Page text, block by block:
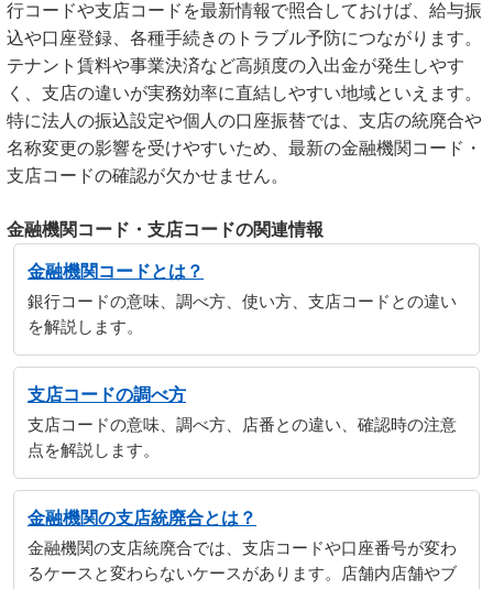
行コードや支店コードを最新情報で照合しておけば、給与振
込や口座登録、各種手続きのトラブル予防につながります。
テナント賃料や事業決済など高頻度の入出金が発生しやす
く、支店の違いが実務効率に直結しやすい地域といえます。
特に法人の振込設定や個人の口座振替では、支店の統廃合や
名称変更の影響を受けやすいため、最新の金融機関コード・
支店コードの確認が欠かせません。
金融機関コード・支店コードの関連情報
金融機関コードとは？
銀行コードの意味、調べ方、使い方、支店コードとの違い
を解説します。
支店コードの調べ方
支店コードの意味、調べ方、店番との違い、確認時の注意
点を解説します。
金融機関の支店統廃合とは？
金融機関の支店統廃合では、支店コードや口座番号が変わ
るケースと変わらないケースがあります。店舗内店舗やブ